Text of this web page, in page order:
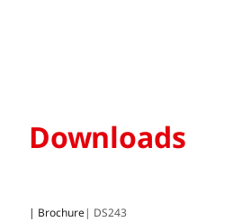
Downloads
| Brochure| DS243